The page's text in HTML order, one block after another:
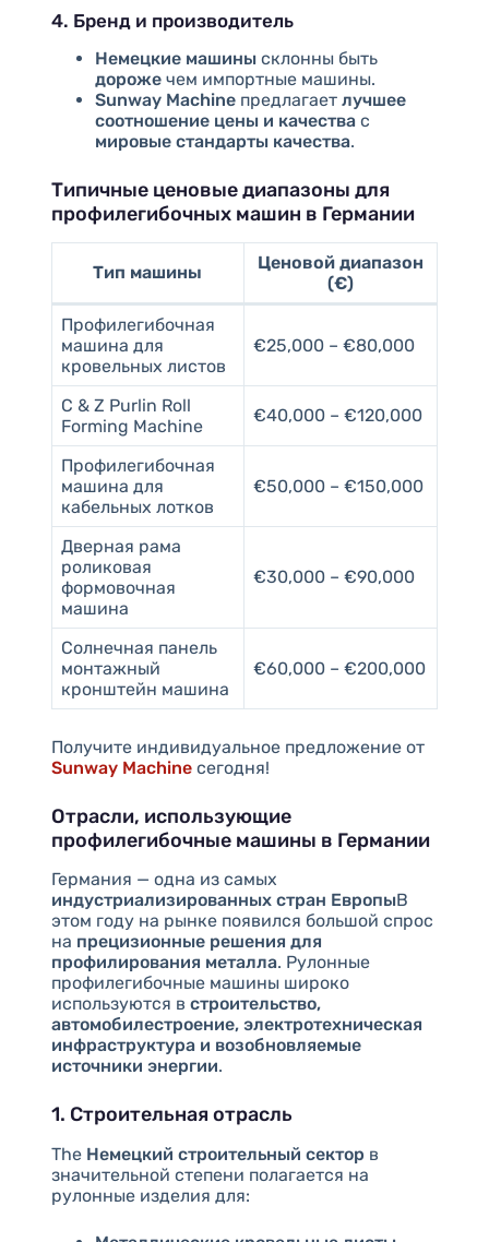
4. Бренд и производитель
Немецкие машинысклонны быть
дорожечем импортные машины.
Sunway Machineпредлагает лучшее
соотношение цены и качествас
мировые стандарты качества.
Типичные ценовые диапазоны для
профилегибочных машин в Германии
Тип машины
Ценовой диапазон
(€)
Профилегибочная
машина для
кровельных листов
€25,000 – €80,000
C & Z Purlin Roll
Forming Machine
€40,000 – €120,000
Профилегибочная
машина для
кабельных лотков
€50,000 – €150,000
Дверная рама
роликовая
формовочная
машина
€30,000 – €90,000
Солнечная панель
монтажный
кронштейн машина
€60,000 – €200,000
Получите индивидуальное предложение от
Sunway Machineсегодня!
Отрасли, использующие
профилегибочные машины в Германии
Германия — одна из самых
индустриализированных стран ЕвропыВ
этом году на рынке появился большой спрос
на прецизионные решения для
профилирования металла. Рулонные
профилегибочные машины широко
используются в строительство,
автомобилестроение, электротехническая
инфраструктура и возобновляемые
источники энергии.
1. Строительная отрасль
The Немецкий строительный сектор в
значительной степени полагается на
рулонные изделия для: